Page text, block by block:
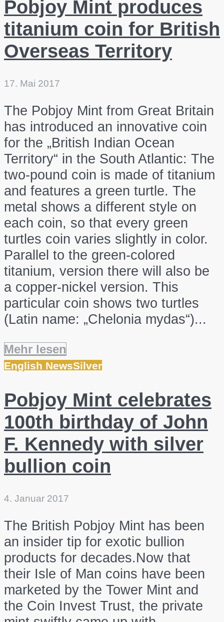
Pobjoy Mint produces
titanium coin for British
Overseas Territory
17. Mai 2017
The Pobjoy Mint from Great Britain
has introduced an innovative coin
for the „British Indian Ocean
Territory“ in the South Atlantic: The
two-pound coin is made of titanium
and features a green turtle. The
metal shows a different style on
each coin, so that every green
turtles coin varies slightly in color.
Parallel to the green-colored
titanium, version there will also be
a copper-nickel version. This
particular coin shows two turtles
(Latin name: „Chelonia mydas“)...
Mehr lesen
English NewsSilver
Pobjoy Mint celebrates
100th birthday of John
F. Kennedy with silver
bullion coin
4. Januar 2017
The British Pobjoy Mint has been
an insider tip for exotic bullion
products for decades.Now that
their Isle of Man coins have been
marketed by the Tower Mint and
the Coin Invest Trust, the private